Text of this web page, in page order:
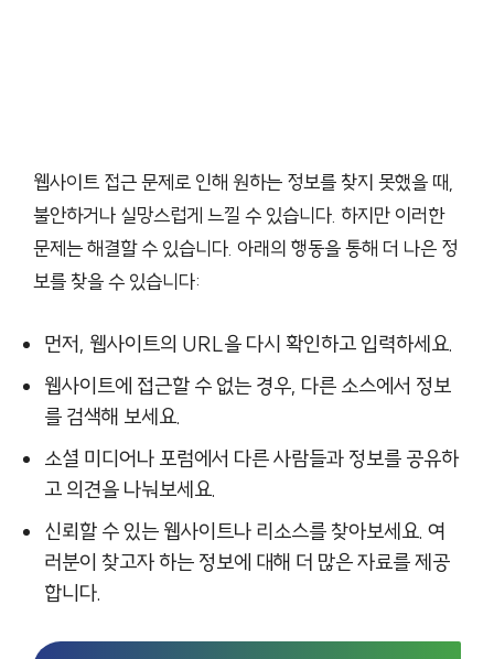
웹사이트 접근 문제로 인해 원하는 정보를 찾지 못했을 때,
불안하거나 실망스럽게 느낄 수 있습니다. 하지만 이러한
문제는 해결할 수 있습니다. 아래의 행동을 통해 더 나은 정
보를 찾을 수 있습니다:
먼저, 웹사이트의 URL을 다시 확인하고 입력하세요.
웹사이트에 접근할 수 없는 경우, 다른 소스에서 정보
를 검색해 보세요.
소셜 미디어나 포럼에서 다른 사람들과 정보를 공유하
고 의견을 나눠보세요.
신뢰할 수 있는 웹사이트나 리소스를 찾아보세요. 여
러분이 찾고자 하는 정보에 대해 더 많은 자료를 제공
합니다.